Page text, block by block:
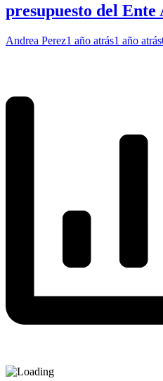
presupuesto del
Andrea Perez1 año atrás1 año atrás